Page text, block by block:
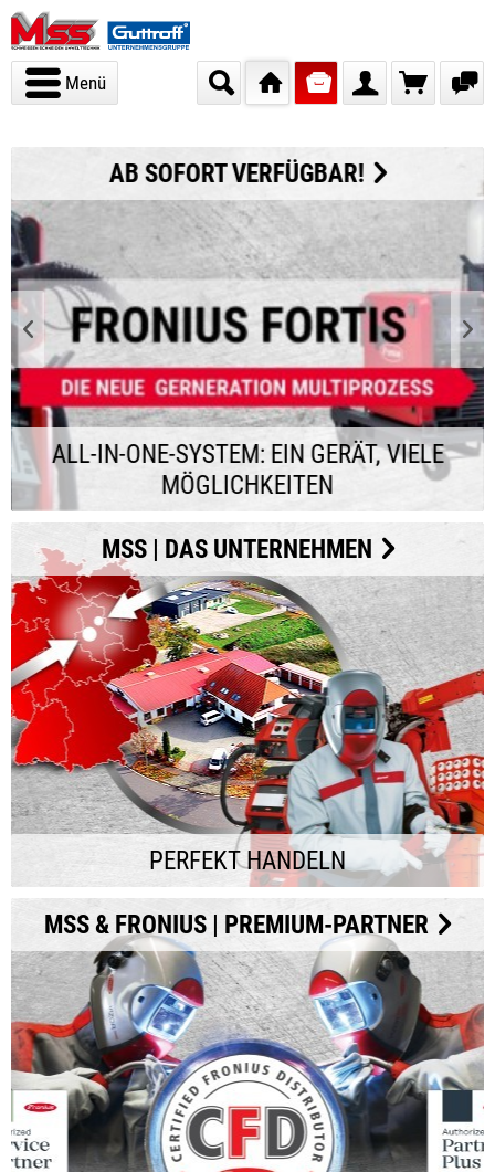
Menü
AB SOFORT VERFÜGBAR!
ALL-IN-ONE-SYSTEM: EIN GERÄT, VIELE
MÖGLICHKEITEN
MSS | DAS UNTERNEHMEN
PERFEKT HANDELN
MSS & FRONIUS | PREMIUM-PARTNER